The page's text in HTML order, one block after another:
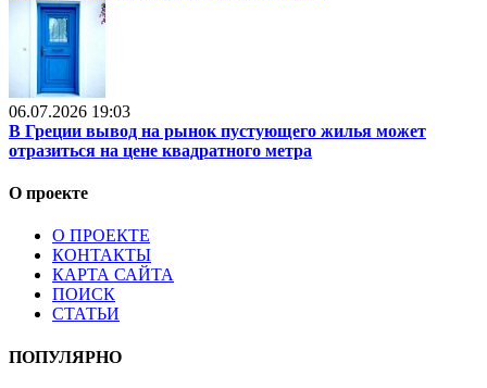
06.07.2026 19:03
В Греции вывод на рынок пустующего жилья может
отразиться на цене квадратного метра
О проекте
О ПРОЕКТЕ
КОНТАКТЫ
КАРТА САЙТА
ПОИСК
СТАТЬИ
ПОПУЛЯРНО